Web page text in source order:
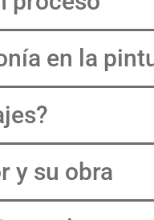
en la
y su obra